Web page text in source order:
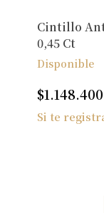
Cintillo
0,45 Ct
Disponible
$1.148.400
Si te